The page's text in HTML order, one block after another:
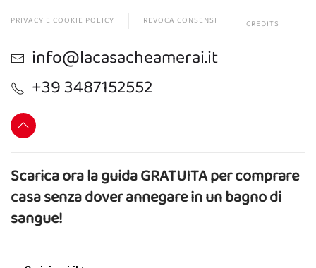
PRIVACY E COOKIE POLICY REVOCA CONSENSI CREDITS
info@lacasacheamerai.it
+39 3487152552
Scarica ora la guida GRATUITA per comprare
casa senza dover annegare in un bagno di
sangue!